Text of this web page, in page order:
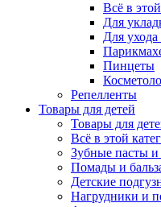
Всё в
Для
Для ухода
Пинцеты
Репелленты
Товары для детей
Товары для
Всё в этой
Зубные пасты
Помады и
Детские
Нагрудники и